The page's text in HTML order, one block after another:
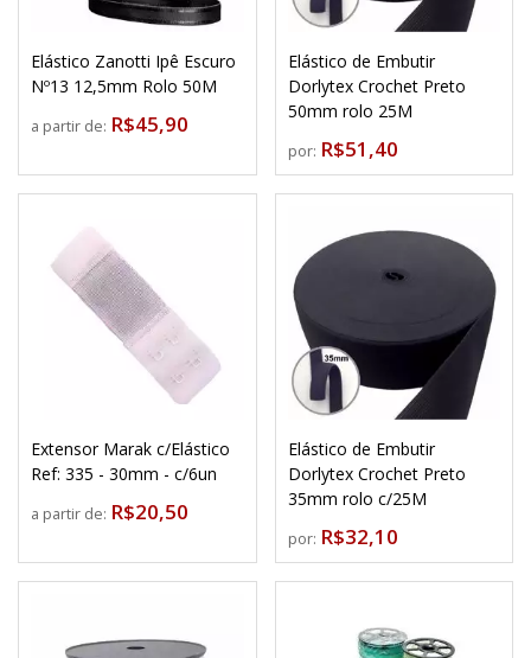
Elástico Zanotti Ipê Escuro
Nº13 12,5mm Rolo 50M
a partir de: R$45,90
Elástico de Embutir
Dorlytex Crochet Preto
50mm rolo 25M
por: R$51,40
Extensor Marak c/Elástico
Ref: 335 - 30mm - c/6un
a partir de: R$20,50
Elástico de Embutir
Dorlytex Crochet Preto
35mm rolo c/25M
por: R$32,10